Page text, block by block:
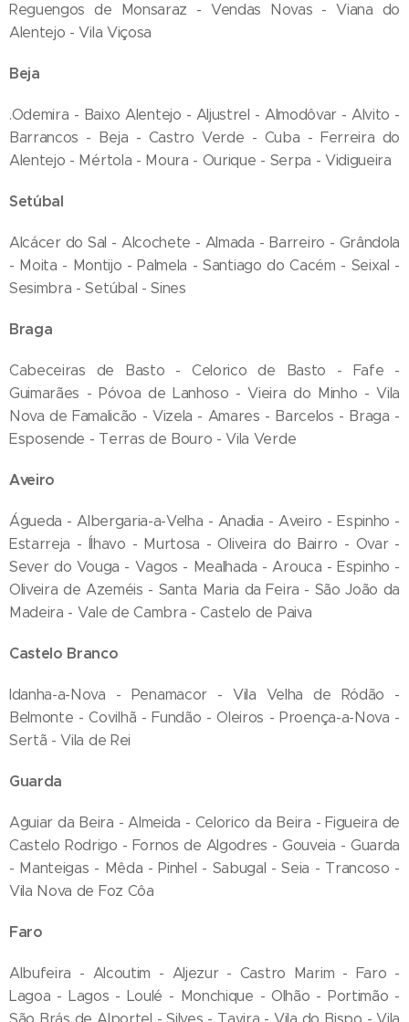
Reguengos de Monsaraz - Vendas Novas - Viana do
Alentejo - Vila Viçosa
Beja
.Odemira - Baixo Alentejo - Aljustrel - Almodôvar - Alvito -
Barrancos - Beja - Castro Verde - Cuba - Ferreira do
Alentejo - Mértola - Moura - Ourique - Serpa - Vidigueira
Setúbal
Alcácer do Sal - Alcochete - Almada - Barreiro - Grândola
- Moita - Montijo - Palmela - Santiago do Cacém - Seixal -
Sesimbra - Setúbal - Sines
Braga
Cabeceiras de Basto - Celorico de Basto - Fafe -
Guimarães - Póvoa de Lanhoso - Vieira do Minho - Vila
Nova de Famalicão - Vizela - Amares - Barcelos - Braga -
Esposende - Terras de Bouro - Vila Verde
Aveiro
Águeda - Albergaria-a-Velha - Anadia - Aveiro - Espinho -
Estarreja - Ílhavo - Murtosa - Oliveira do Bairro - Ovar -
Sever do Vouga - Vagos - Mealhada - Arouca - Espinho -
Oliveira de Azeméis - Santa Maria da Feira - São João da
Madeira - Vale de Cambra - Castelo de Paiva
Castelo Branco
Idanha-a-Nova - Penamacor - Vila Velha de Ródão -
Belmonte - Covilhã - Fundão - Oleiros - Proença-a-Nova -
Sertã - Vila de Rei
Guarda
Aguiar da Beira - Almeida - Celorico da Beira - Figueira de
Castelo Rodrigo - Fornos de Algodres - Gouveia - Guarda
- Manteigas - Mêda - Pinhel - Sabugal - Seia - Trancoso -
Vila Nova de Foz Côa
Faro
Albufeira - Alcoutim - Aljezur - Castro Marim - Faro -
Lagoa - Lagos - Loulé - Monchique - Olhão - Portimão -